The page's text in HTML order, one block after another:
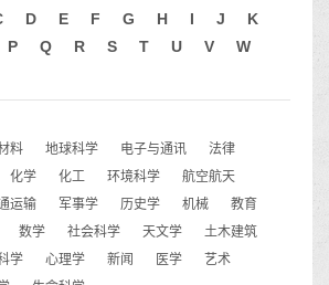
D E F G H I J
K
P Q R S T U V
W
料 地球科学 电子与通讯
法律
化学 化工 环境科学
航空航天
运输 军事学 历史学 机械
教育
数学 社会科学 天文学
土木建筑
学 心理学 新闻 医学
艺术